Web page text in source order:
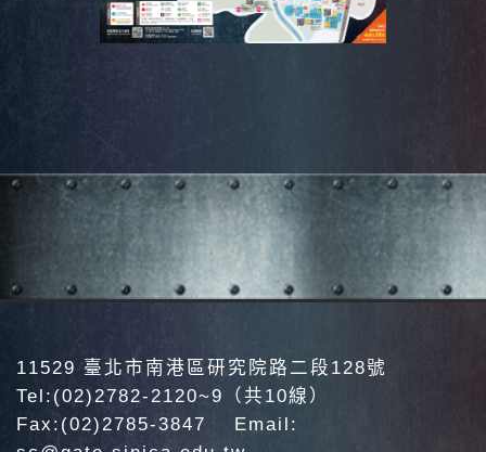
11529 臺北市南港區研究院路二段128號
Tel:(02)2782-2120~9（共10線）
Fax:(02)2785-3847 Email: